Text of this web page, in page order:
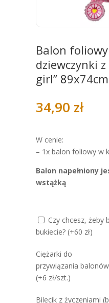
Balon foliowy
dziewczynki
girl” 89x74cm
34,90 zł
W cenie:
– 1x balon foliowy w
Balon napełniony
wstążką
Czy chcesz, żeby
bukiecie? (+60 zł)
Ciężarki do
przywiązania balonów
(+6 zł/szt.)
Bilecik z życzeniami